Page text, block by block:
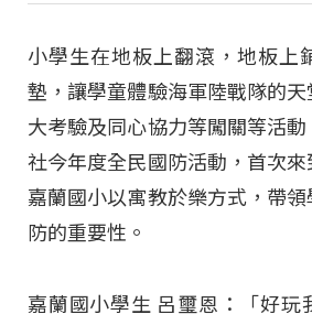
小學生在地板上翻滾，地板上
墊，讓學童體驗海軍陸戰隊的
大考驗及同心協力等闖關等活
社今年度全民國防活動，首次
嘉蘭國小以寓教於樂方式，帶
防的重要性。
嘉蘭國小學生 呂璽恩：「好玩